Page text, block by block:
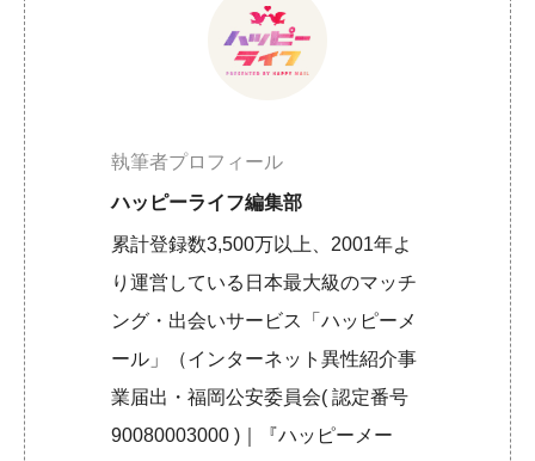
執筆者プロフィール
ハッピーライフ編集部
累計登録数3,500万以上、2001年よ
り運営している日本最大級のマッチ
ング・出会いサービス「ハッピーメ
ール」（インターネット異性紹介事
業届出・福岡公安委員会( 認定番号
90080003000 )｜『ハッピーメー